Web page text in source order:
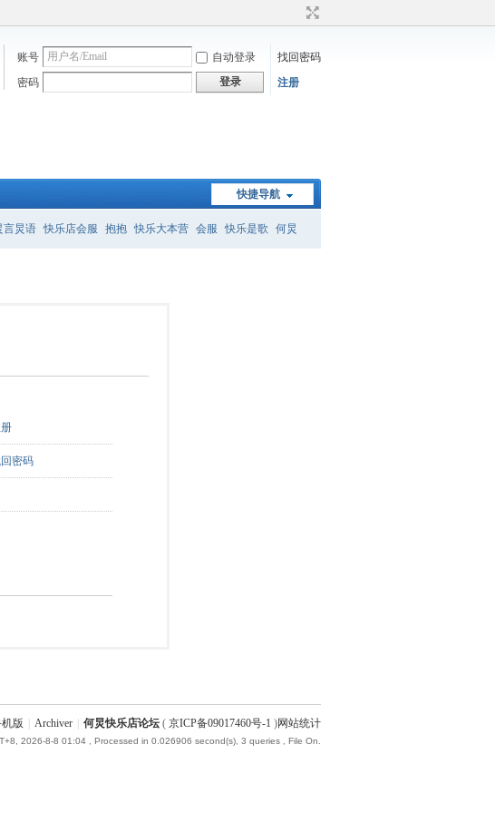
账号 自动登录
找回密码
密码
登录 注册
快捷导航
言炅语 快乐店会服 抱抱 快乐大本营 会服 快乐是歌 何炅
密码
版 Archiver 何炅快乐店论坛 ( 京ICP备09017460号-1 )网站统计
2026-8-8 01:04 , Processed in 0.026906 second(s), 3 queries , File On.